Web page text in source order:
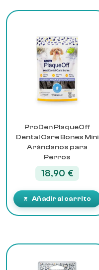
ProDen PlaqueOff
Dental Care Bones Mini
Arándanos para
Perros
18,90 €
Añadir al carrito